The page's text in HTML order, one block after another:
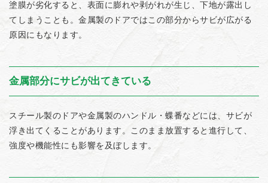
塗膜が劣化すると、表面に膨れや剥がれが生じ、下地が露出し
てしまうことも。金属製のドアではこの部分からサビが広がる
原因にもなります。
金属部分にサビが出てきている
スチール製のドアや金属製のハンドル・蝶番などには、サビが
浮き出てくることがあります。このまま放置すると進行して、
強度や機能性にも影響を及ぼします。